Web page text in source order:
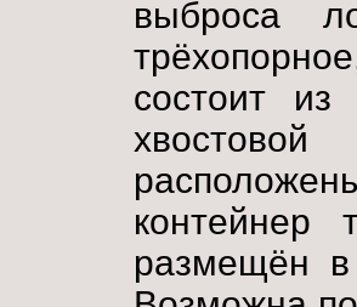
выброса
состоит
контейнер
размещён